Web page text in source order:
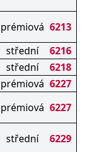
prémiová 6213
střední
6216
střední
6218
prémiová 6227
prémiová 6227
střední
6229